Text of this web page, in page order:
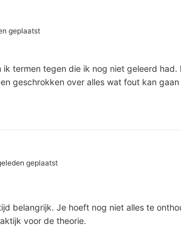
geplaatst
termen tegen die ik nog niet geleerd
geschrokken over alles wat fout kan
geplaatst
belangrijk. Je hoeft nog niet alles te
voor de theorie.